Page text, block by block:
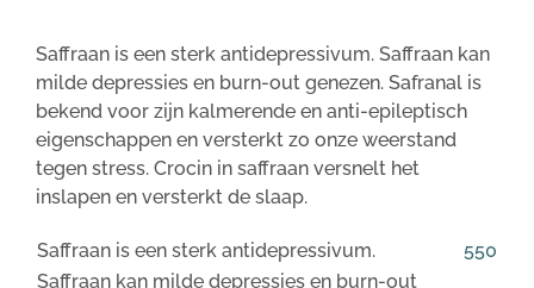
Saffraan is een sterk antidepressivum. Saffraan kan
milde depressies en burn-out genezen. Safranal is
bekend voor zijn kalmerende en anti-epileptisch
eigenschappen en versterkt zo onze weerstand
tegen stress. Crocin in saffraan versnelt het
inslapen en versterkt de slaap.
Saffraan is een sterk antidepressivum.
550
Saffraan kan milde depressies en burn-out